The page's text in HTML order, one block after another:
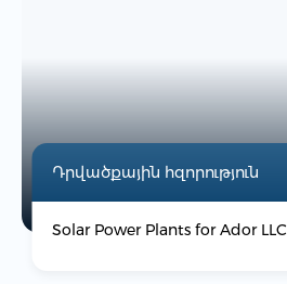
Դրվածքային հզորություն
Solar Power Plants for Ador LLC